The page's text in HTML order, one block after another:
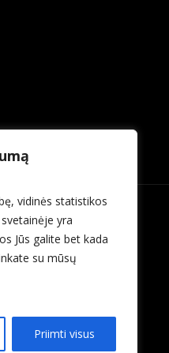
vidinės statistikos
yra
Jūs galite bet kada
su mūsų
Priimti visus